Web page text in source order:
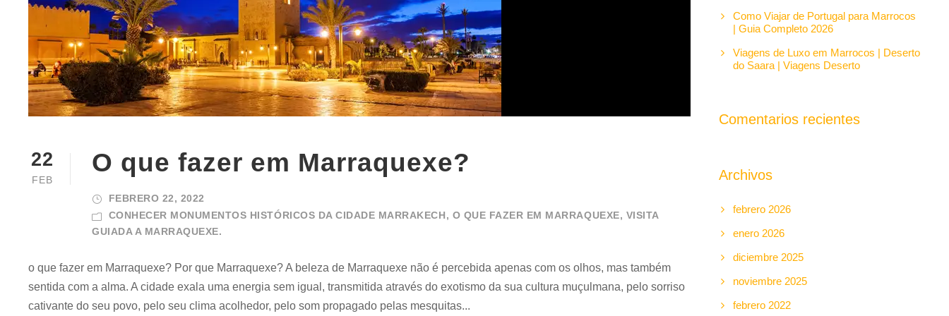
22
FEB
O que fazer em Marraquexe?
FEBRERO 22, 2022
CONHECER MONUMENTOS HISTÓRICOS DA CIDADE MARRAKECH, O QUE FAZER EM MARRAQUEXE, VISITA
GUIADA A MARRAQUEXE.
o que fazer em Marraquexe? Por que Marraquexe? A beleza de Marraquexe não é percebida apenas com os olhos, mas também
sentida com a alma. A cidade exala uma energia sem igual, transmitida através do exotismo da sua cultura muçulmana, pelo sorriso
cativante do seu povo, pelo seu clima acolhedor, pelo som propagado pelas mesquitas...
Como Viajar de Portugal para Marrocos
| Guia Completo 2026
Viagens de Luxo em Marrocos | Deserto
do Saara | Viagens Deserto
Comentarios recientes
Archivos
febrero 2026
enero 2026
diciembre 2025
noviembre 2025
febrero 2022